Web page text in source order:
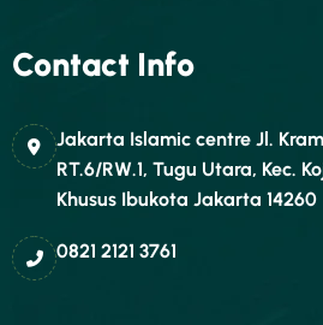
Contact Info
Jakarta Islamic centre Jl.
RT.6/RW.1, Tugu Utara, Kec.
Khusus Ibukota Jakarta 14260
0821 2121 3761